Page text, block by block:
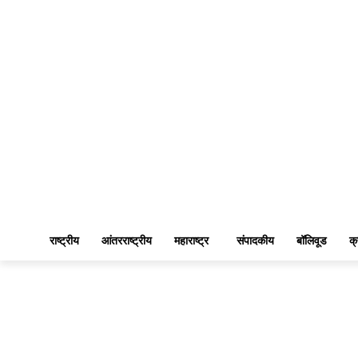
राष्ट्रीय आंतरराष्ट्रीय महाराष्ट्र संपादकीय बॉलिवूड